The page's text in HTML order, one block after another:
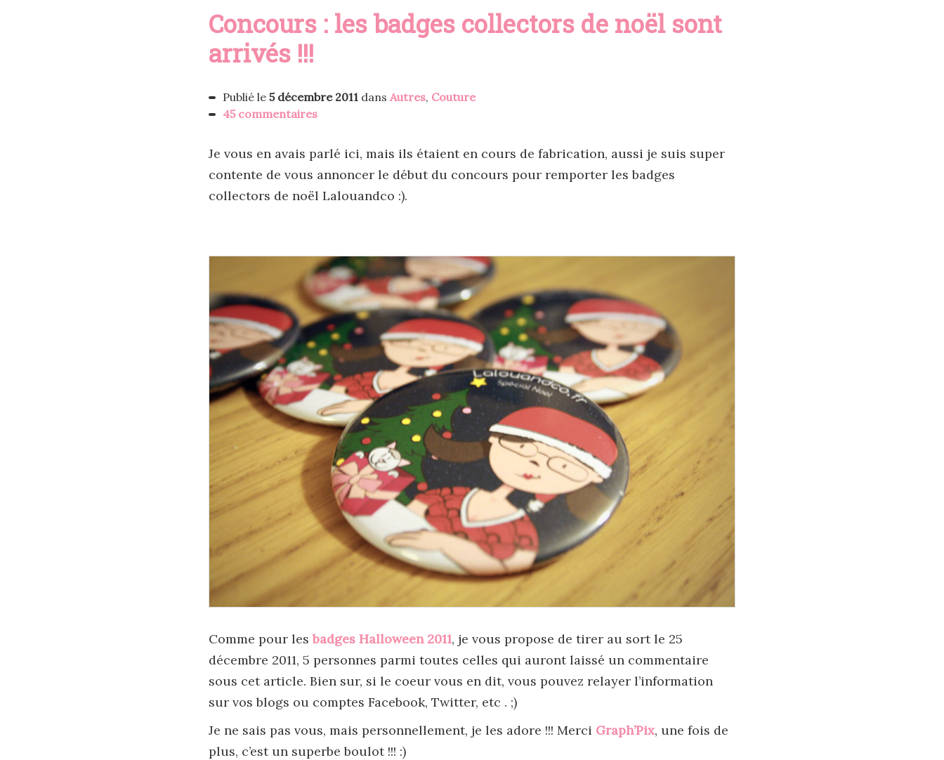
Concours : les badges collectors de noël sont
arrivés !!!
Publié le 5 décembre 2011 dans Autres, Couture
45 commentaires
Je vous en avais parlé ici, mais ils étaient en cours de fabrication, aussi je suis super
contente de vous annoncer le début du concours pour remporter les badges
collectors de noël Lalouandco :).
Comme pour les badges Halloween 2011, je vous propose de tirer au sort le 25
décembre 2011, 5 personnes parmi toutes celles qui auront laissé un commentaire
sous cet article. Bien sur, si le coeur vous en dit, vous pouvez relayer l’information
sur vos blogs ou comptes Facebook, Twitter, etc . ;)
Je ne sais pas vous, mais personnellement, je les adore !!! Merci Graph’Pix, une fois de
plus, c’est un superbe boulot !!! :)